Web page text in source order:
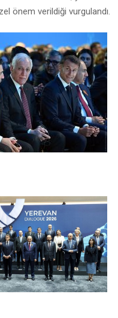
önem verildiği vurgulandı.